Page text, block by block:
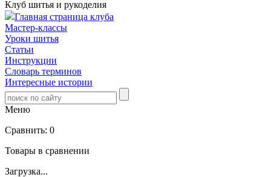
Клуб шитья и рукоделия
Главная страница клуба
Мастер-классы
Уроки шитья
Статьи
Инструкции
Словарь терминов
Интересные истории
Меню
Сравнить: 0
Товары в сравнении
Загрузка...